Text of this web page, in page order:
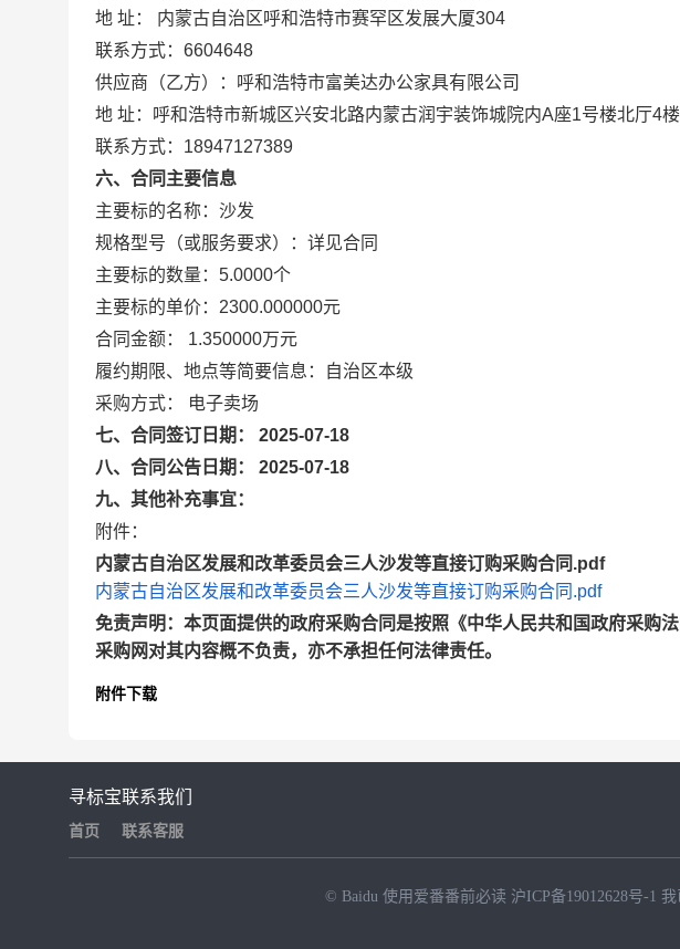
地 址： 内蒙古自治区呼和浩特市赛罕区发展大厦304
联系方式：6604648
供应商（乙方）：呼和浩特市富美达办公家具有限公司
地 址：呼和浩特市新城区兴安北路内蒙古润宇装饰城院内A座1号楼北厅4
联系方式：18947127389
六、合同主要信息
主要标的名称：沙发
规格型号（或服务要求）：详见合同
主要标的数量：5.0000个
主要标的单价：2300.000000元
合同金额： 1.350000万元
履约期限、地点等简要信息：自治区本级
采购方式： 电子卖场
七、合同签订日期： 2025-07-18
八、合同公告日期： 2025-07-18
九、其他补充事宜：
附件：
内蒙古自治区发展和改革委员会三人沙发等直接订购采购合同.pdf
内蒙古自治区发展和改革委员会三人沙发等直接订购采购合同.pdf
免责声明：本页面提供的政府采购合同是按照《中华人民共和国政府采购
采购网对其内容概不负责，亦不承担任何法律责任。
附件下载
寻标宝
首页
联系我们
联系客服
© Baidu 使用爱番番前必读 沪ICP备19012628号-1